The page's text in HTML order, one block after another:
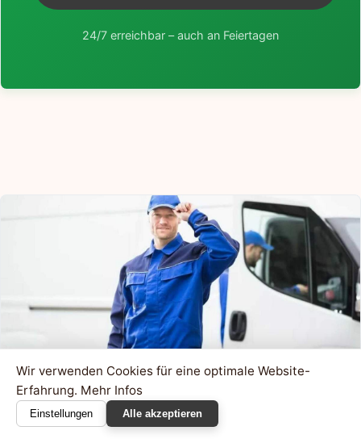
24/7 erreichbar – auch an Feiertagen
Wir verwenden Cookies für eine optimale Website-
Erfahrung. Mehr Infos
Einstellungen Alle akzeptieren